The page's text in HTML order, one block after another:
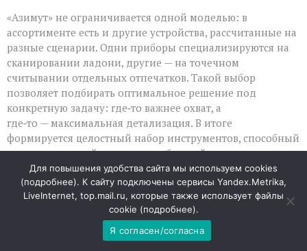
«Азимут» не ограничивается одной моделью: в
ассортименте есть и другие устройства, рассчитанные на
разные сценарии. Одни приборы специализируются на
сканировании ладони, другие — на точечном
считывании отдельных отпечатков. Такой выбор
позволяет подбирать оптимальное решение под
конкретную задачу: где‑то важнее охват, а
где‑то — максимальная детализация. В итоге
формируется целостный набор инструментов, способный
закрыть широкий спектр потребностей в
биометрической идентификации.
06
Для повышения удобства сайта мы используем cookies
(подробнее). К сайту подключены сервисы Yandex.Metrika,
LiveInternet, top.mail.ru, которые также использует файлы
cookie (подробнее).
Я согласен/согласна